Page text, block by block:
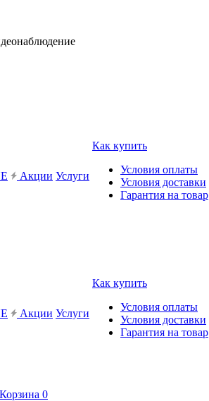
Акции Услуги
Как купить
Условия оплаты
Условия доставки
Гарантия на товар
Акции Услуги
Как купить
Условия оплаты
Условия доставки
Гарантия на товар
Корзина 0